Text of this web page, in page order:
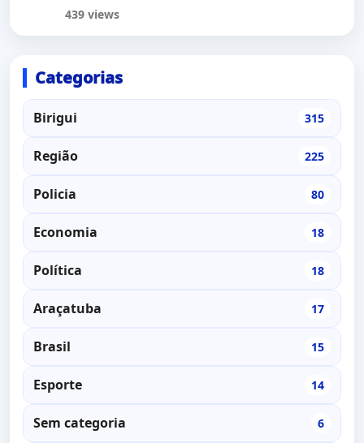
439 views
Categorias
Birigui 315
Região 225
Policia 80
Economia 18
Política 18
Araçatuba 17
Brasil 15
Esporte 14
Sem categoria 6